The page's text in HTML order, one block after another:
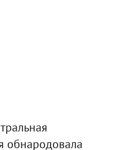
обнародовала